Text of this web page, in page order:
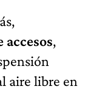
accesos,
aire libre en